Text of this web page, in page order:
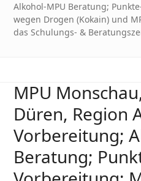
Alkohol-MPU Beratung;
wegen Drogen (Kokain) und
das Schulungs- &
MPU
Düren, Region
Vorbereitung;
Beratung;